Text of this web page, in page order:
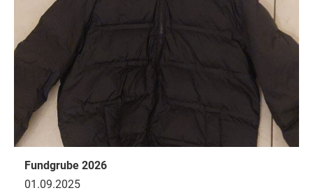
Fundgrube 2026
01.09.2025